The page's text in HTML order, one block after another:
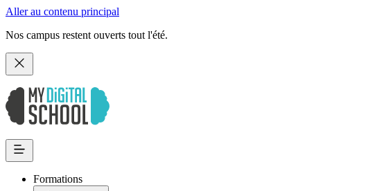
Aller au contenu principal
Nos campus restent ouverts tout l'été.
Formations